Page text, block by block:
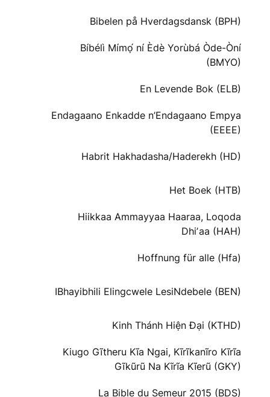
Bibelen på Hverdagsdansk (BPH)
Bíbélì Mímọ́ ní Èdè Yorùbá Òde-Òní
(BMYO)
En Levende Bok (ELB)
Endagaano Enkadde n’Endagaano Empya
(EEEE)
Habrit Hakhadasha/Haderekh (HD)
Het Boek (HTB)
Hiikkaa Ammayyaa Haaraa, Loqoda
Dhiʼaa (HAH)
Hoffnung für alle (Hfa)
IBhayibhili Elingcwele LesiNdebele (BEN)
Kinh Thánh Hiện Đại (KTHD)
Kiugo Gĩtheru Kĩa Ngai, Kĩrĩkanĩro Kĩrĩa
Gĩkũrũ Na Kĩrĩa Kĩerũ (GKY)
La Bible du Semeur 2015 (BDS)